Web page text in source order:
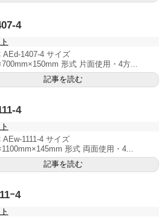
4
AEd-1407-4 サイズ
形式 片面使用・4方...
記事を読む
4
1111-4 サイズ
形式 両面使用・4...
記事を読む
ｰ4